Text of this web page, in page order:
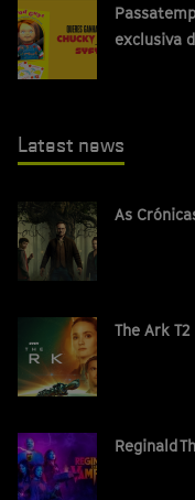
exclusiva
Latest news
As
The Ark T2
Reginald